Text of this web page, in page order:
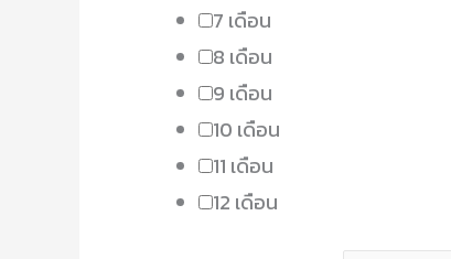
7 เดือน
8 เดือน
9 เดือน
10 เดือน
11 เดือน
12 เดือน